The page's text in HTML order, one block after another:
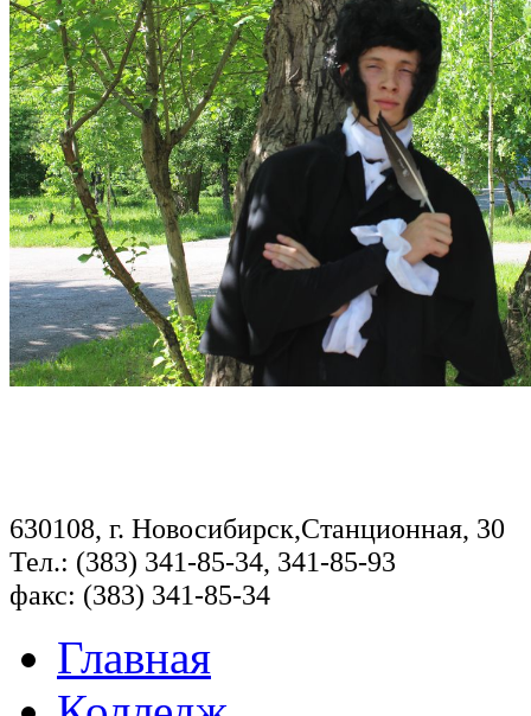
630108, г. Новосибирск,Станционная, 30
Тел.: (383) 341-85-34, 341-85-93
факс: (383) 341-85-34
Главная